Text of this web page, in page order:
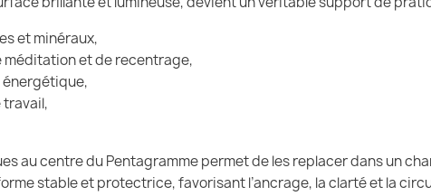
et minéraux,
méditation et de recentrage,
travail,
au centre du Pentagramme permet de les replacer dans un
stable et protectrice, favorisant l’ancrage, la clarté et la